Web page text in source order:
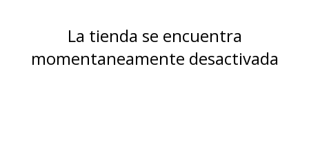
La tienda se encuentra
momentaneamente desactivada